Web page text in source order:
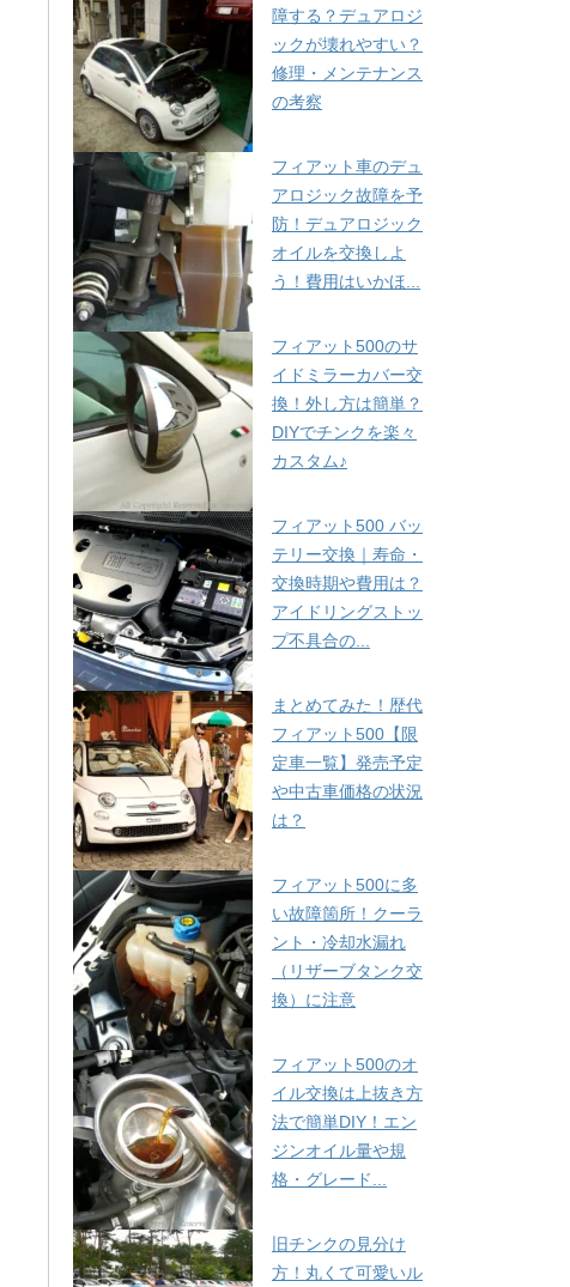
障する？デュアロジ
ックが壊れやすい？
修理・メンテナンス
の考察
フィアット車のデュ
アロジック故障を予
防！デュアロジック
オイルを交換しよ
う！費用はいかほ...
フィアット500のサ
イドミラーカバー交
換！外し方は簡単？
DIYでチンクを楽々
カスタム♪
フィアット500 バッ
テリー交換｜寿命・
交換時期や費用は？
アイドリングストッ
プ不具合の...
まとめてみた！歴代
フィアット500【限
定車一覧】発売予定
や中古車価格の状況
は？
フィアット500に多
い故障箇所！クーラ
ント・冷却水漏れ
（リザーブタンク交
換）に注意
フィアット500のオ
イル交換は上抜き方
法で簡単DIY！エン
ジンオイル量や規
格・グレード...
旧チンクの見分け
方！丸くて可愛いル